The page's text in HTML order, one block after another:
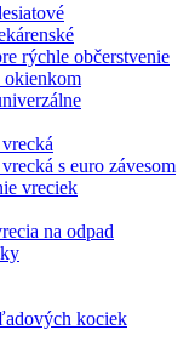
rýchle občerstvenie
okienkom
s euro závesom
vreciek
na odpad
kociek